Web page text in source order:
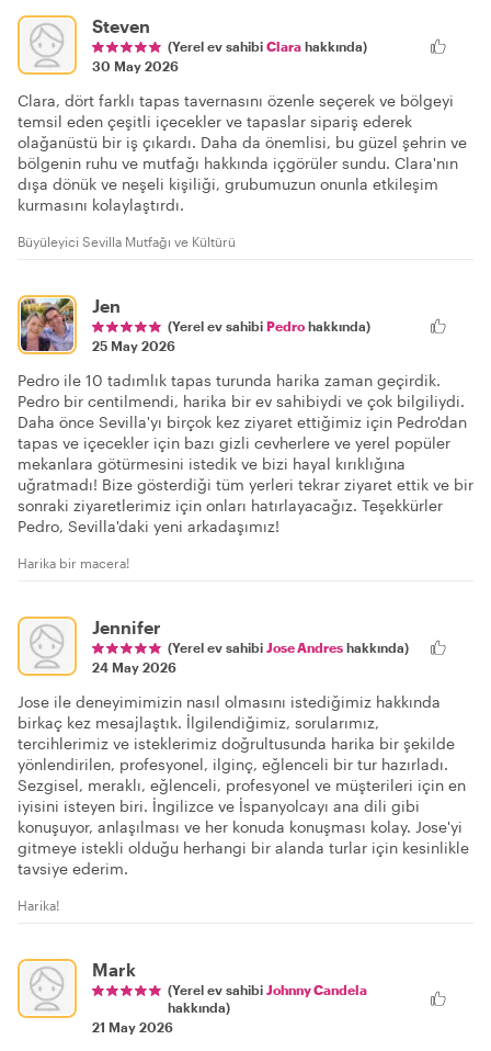
Steven
(Yerel ev sahibi Clara hakkında)
30 May 2026
Clara, dört farklı tapas tavernasını özenle seçerek ve bölgeyi
temsil eden çeşitli içecekler ve tapaslar sipariş ederek
olağanüstü bir iş çıkardı. Daha da önemlisi, bu güzel şehrin ve
bölgenin ruhu ve mutfağı hakkında içgörüler sundu. Clara'nın
dışa dönük ve neşeli kişiliği, grubumuzun onunla etkileşim
kurmasını kolaylaştırdı.
Büyüleyici Sevilla Mutfağı ve Kültürü
Jen
(Yerel ev sahibi Pedro hakkında)
25 May 2026
Pedro ile 10 tadımlık tapas turunda harika zaman geçirdik.
Pedro bir centilmendi, harika bir ev sahibiydi ve çok bilgiliydi.
Daha önce Sevilla'yı birçok kez ziyaret ettiğimiz için Pedro'dan
tapas ve içecekler için bazı gizli cevherlere ve yerel popüler
mekanlara götürmesini istedik ve bizi hayal kırıklığına
uğratmadı! Bize gösterdiği tüm yerleri tekrar ziyaret ettik ve bir
sonraki ziyaretlerimiz için onları hatırlayacağız. Teşekkürler
Pedro, Sevilla'daki yeni arkadaşımız!
Harika bir macera!
Jennifer
(Yerel ev sahibi Jose Andres hakkında)
24 May 2026
Jose ile deneyimimizin nasıl olmasını istediğimiz hakkında
birkaç kez mesajlaştık. İlgilendiğimiz, sorularımız,
tercihlerimiz ve isteklerimiz doğrultusunda harika bir şekilde
yönlendirilen, profesyonel, ilginç, eğlenceli bir tur hazırladı.
Sezgisel, meraklı, eğlenceli, profesyonel ve müşterileri için en
iyisini isteyen biri. İngilizce ve İspanyolcayı ana dili gibi
konuşuyor, anlaşılması ve her konuda konuşması kolay. Jose'yi
gitmeye istekli olduğu herhangi bir alanda turlar için kesinlikle
tavsiye ederim.
Harika!
Mark
(Yerel ev sahibi
Johnny Candela
hakkında)
21 May 2026